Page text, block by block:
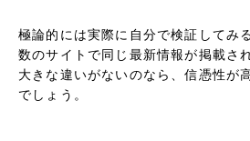
極論的には実際に自分で検証してみ
数のサイトで同じ最新情報が掲載さ
大きな違いがないのなら、信憑性が
でしょう。